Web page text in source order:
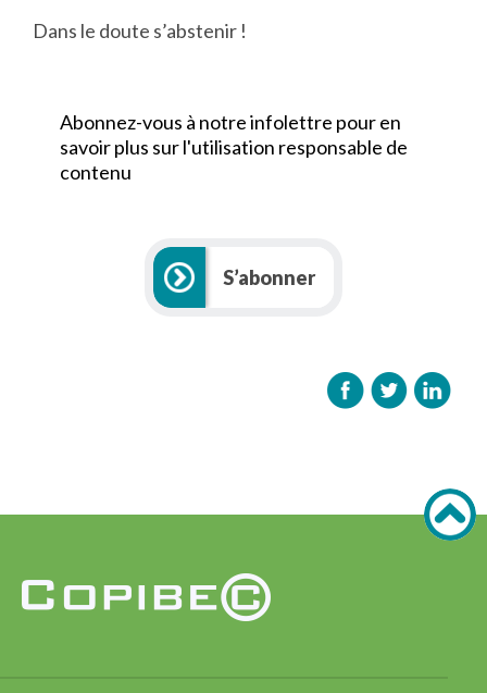
Dans le doute s’abstenir !
Abonnez-vous à notre infolettre pour en
savoir plus sur l'utilisation responsable de
contenu
S’abonner